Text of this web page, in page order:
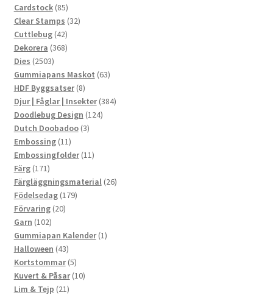
produkter
Cardstock 8585
produkter
Clear Stamps 3232
Cuttlebug 4242
produkter
Dekorera 368368
Dies 25032503
produkter
Gummiapans Maskot 6363
HDF Byggsatser 88
produkter
Djur | Fåglar | Insekter 384384
Doodlebug Design 124124
Dutch Doobadoo 33
Embossing 1111
produkter
Embossingfolder 1111
Färg 171171
produkter
Färgläggningsmaterial 2626
Födelsedag 179179
Förvaring 2020
Garn 102102
produkter
Gummiapan Kalender 11
Halloween 4343
produkter
Kortstommar 55
produkter
Kuvert & Påsar 1010
Lim & Tejp 2121